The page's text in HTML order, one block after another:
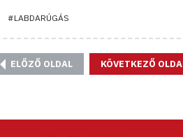
#LABDARÚGÁS
ELŐZŐ OLDAL KÖVETKEZŐ